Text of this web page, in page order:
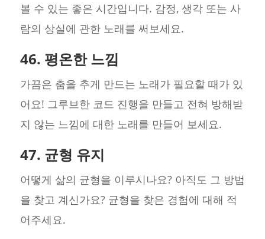
볼 수 있는 좋은 시간입니다. 감정, 생각 또는 사
람의 상실에 관한 노래를 써보세요.
46. 평온한 느낌
가끔은 춤을 추게 만드는 노래가 필요할 때가 있
어요! 그루브한 코드 진행을 만들고 전혀 방해받
지 않는 느낌에 대한 노래를 만들어 보세요.
47. 균형 유지
어떻게 삶의 균형을 이루시나요? 아직도 그 방법
을 찾고 계신가요? 균형을 찾은 경험에 대해 적
어주세요.